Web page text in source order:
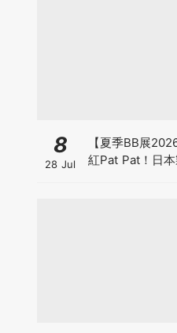
8
28 Jul
【夏季BB展
紅Pat Pat！日